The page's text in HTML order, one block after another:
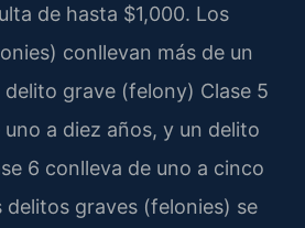
de hasta $1,000. Los
conllevan más de un
grave (felony) Clase 5
a diez años, y un delito
6 conlleva de uno a cinco
delitos graves (felonies) se